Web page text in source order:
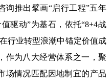
询推出擘画“启行工程”五年
驱动”为基石，依托“8+4战
行业转型浪潮中锚定价值成
作为八大经营体系之一，聚
场情况匹配因地制宜的产品